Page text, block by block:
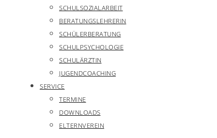
SCHULSOZIALARBEIT
BERATUNGSLEHRERIN
SCHÜLERBERATUNG
SCHULPSYCHOLOGIE
SCHULÄRZTIN
JUGENDCOACHING
SERVICE
TERMINE
DOWNLOADS
ELTERNVEREIN